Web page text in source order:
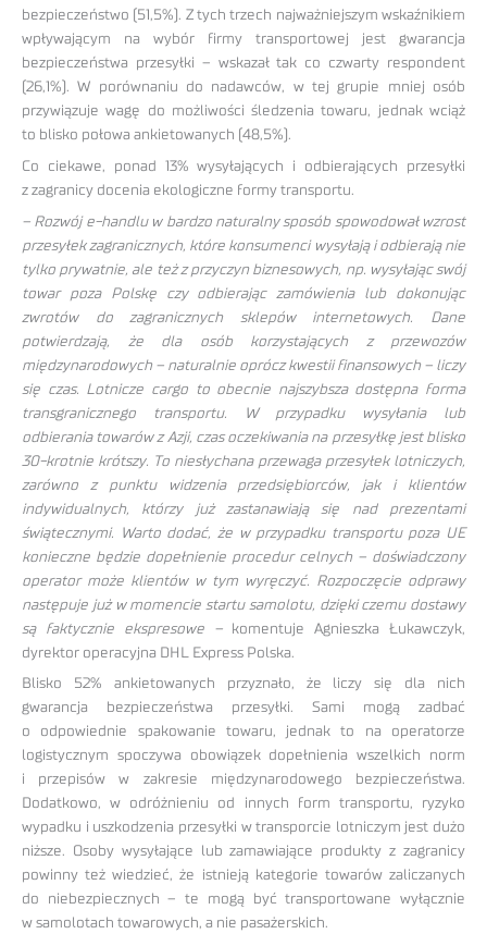
bezpieczeństwo (51,5%). Z tych trzech najważniejszym wskaźnikiem
wpływającym na wybór firmy transportowej jest gwarancja
bezpieczeństwa przesyłki – wskazał tak co czwarty respondent
(26,1%). W porównaniu do nadawców, w tej grupie mniej osób
przywiązuje wagę do możliwości śledzenia towaru, jednak wciąż
to blisko połowa ankietowanych (48,5%).
Co ciekawe, ponad 13% wysyłających i odbierających przesyłki
z zagranicy docenia ekologiczne formy transportu.
– Rozwój e-handlu w bardzo naturalny sposób spowodował wzrost
przesyłek zagranicznych, które konsumenci wysyłają i odbierają nie
tylko prywatnie, ale też z przyczyn biznesowych, np. wysyłając swój
towar poza Polskę czy odbierając zamówienia lub dokonując
zwrotów do zagranicznych sklepów internetowych. Dane
potwierdzają, że dla osób korzystających z przewozów
międzynarodowych – naturalnie oprócz kwestii finansowych – liczy
się czas. Lotnicze cargo to obecnie najszybsza dostępna forma
transgranicznego transportu. W przypadku wysyłania lub
odbierania towarów z Azji, czas oczekiwania na przesyłkę jest blisko
30-krotnie krótszy. To niesłychana przewaga przesyłek lotniczych,
zarówno z punktu widzenia przedsiębiorców, jak i klientów
indywidualnych, którzy już zastanawiają się nad prezentami
świątecznymi. Warto dodać, że w przypadku transportu poza UE
konieczne będzie dopełnienie procedur celnych – doświadczony
operator może klientów w tym wyręczyć. Rozpoczęcie odprawy
następuje już w momencie startu samolotu, dzięki czemu dostawy
są faktycznie ekspresowe –komentuje Agnieszka Łukawczyk,
dyrektor operacyjna DHL Express Polska.
Blisko 52% ankietowanych przyznało, że liczy się dla nich
gwarancja bezpieczeństwa przesyłki. Sami mogą zadbać
o odpowiednie spakowanie towaru, jednak to na operatorze
logistycznym spoczywa obowiązek dopełnienia wszelkich norm
i przepisów w zakresie międzynarodowego bezpieczeństwa.
Dodatkowo, w odróżnieniu od innych form transportu, ryzyko
wypadku i uszkodzenia przesyłki w transporcie lotniczym jest dużo
niższe. Osoby wysyłające lub zamawiające produkty z zagranicy
powinny też wiedzieć, że istnieją kategorie towarów zaliczanych
do niebezpiecznych – te mogą być transportowane wyłącznie
w samolotach towarowych, a nie pasażerskich.